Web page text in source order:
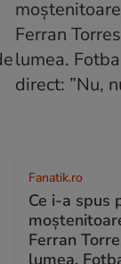
Fanatik.ro
Ce i-a spus
Ferran
lumea.